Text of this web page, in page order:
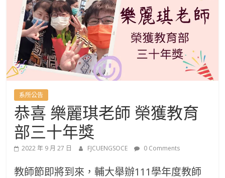
學
英
國
語
文
學
系所公告
恭喜 樂麗琪老師 榮獲教育
部三十年獎
2022 年 9 月 27 日 FJCUENGSOCE 0 Comments
教師節即將到來，輔大舉辦111學年度教師